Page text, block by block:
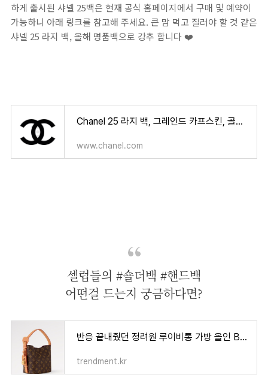
하게 출시된 샤넬 25백은 현재 공식 홈페이지에서 구매 및 예약이
가능하니 아래 링크를 참고해 주세요. 큰 맘 먹고 질러야 할 것 같은
샤넬 25 라지 백, 올해 명품백으로 강추 합니다 ❤️
Chanel 25 라지 백, 그레인드 카프스킨, 골드 메탈, 블랙 — 패션 | CHANEL 샤넬
www.chanel.com
셀럽들의 #숄더백 #핸드백
어떤걸 드는지 궁금하다면?
반응 끝내줬던 정려원 루이비통 가방 올인 BB 가격 코디사진 ✨
trendment.kr